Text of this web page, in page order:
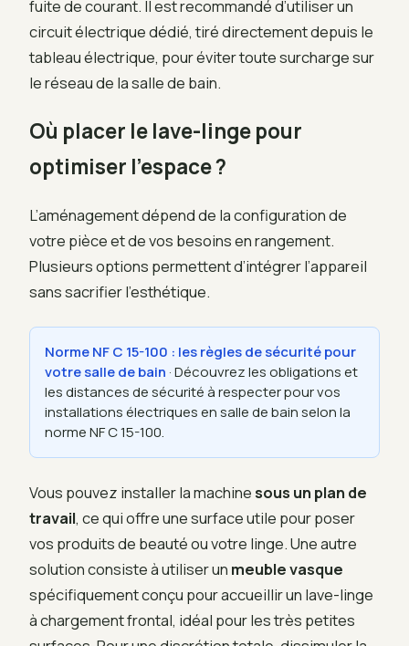
fuite de courant. Il est recommandé d’utiliser un
circuit électrique dédié, tiré directement depuis le
tableau électrique, pour éviter toute surcharge sur
le réseau de la salle de bain.
Où placer le lave-linge pour
optimiser l’espace ?
L’aménagement dépend de la configuration de
votre pièce et de vos besoins en rangement.
Plusieurs options permettent d’intégrer l’appareil
sans sacrifier l’esthétique.
Norme NF C 15-100 : les règles de sécurité pour
votre salle de bain · Découvrez les obligations et
les distances de sécurité à respecter pour vos
installations électriques en salle de bain selon la
norme NF C 15-100.
Vous pouvez installer la machinesous un plan de
travail, ce qui offre une surface utile pour poser
vos produits de beauté ou votre linge. Une autre
solution consiste à utiliser un meuble vasque
spécifiquement conçu pour accueillir un lave-linge
à chargement frontal, idéal pour les très petites